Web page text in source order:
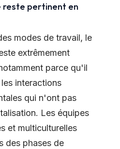
reste pertinent en
modes de travail, le
extrêmement
parce qu'il
interactions
qui n'ont pas
Les équipes
et multiculturelles
des phases de